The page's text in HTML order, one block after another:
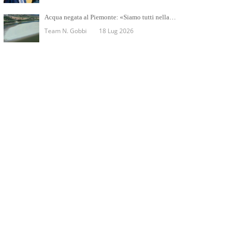
Acqua negata al Piemonte: «Siamo tutti nella…
Team N. Gobbi 18 Lug 2026